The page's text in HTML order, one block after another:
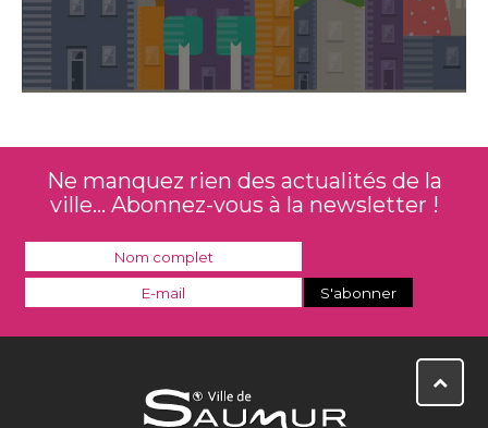
Ne manquez rien des actualités de la
ville... Abonnez-vous à la newsletter !